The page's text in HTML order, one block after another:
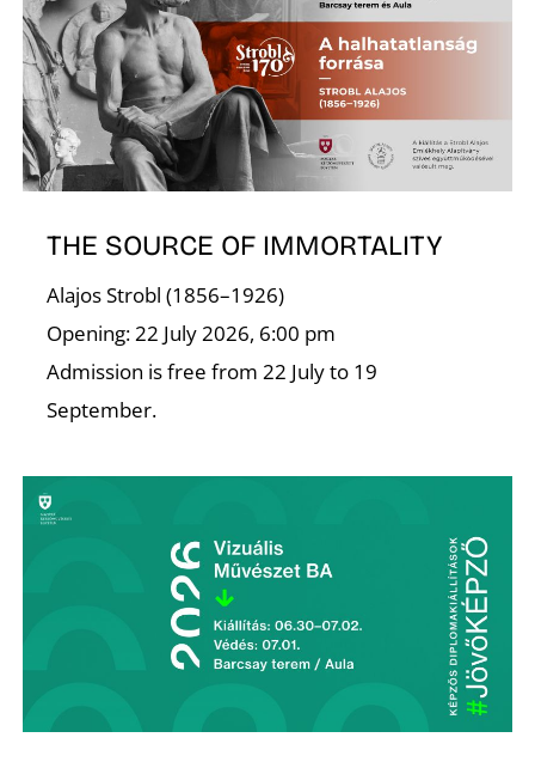
THE SOURCE OF IMMORTALITY
Alajos Strobl (1856–1926)
Opening: 22 July 2026, 6:00 pm
Admission is free from 22 July to 19
September.